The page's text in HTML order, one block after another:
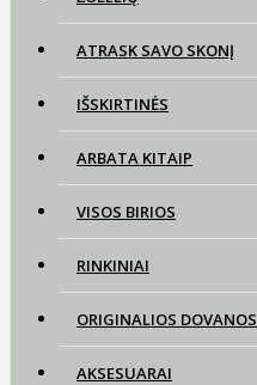
ATRASK SAVO SKONĮ
IŠSKIRTINĖS
ARBATA KITAIP
VISOS BIRIOS
RINKINIAI
ORIGINALIOS DOVANOS
AKSESUARAI